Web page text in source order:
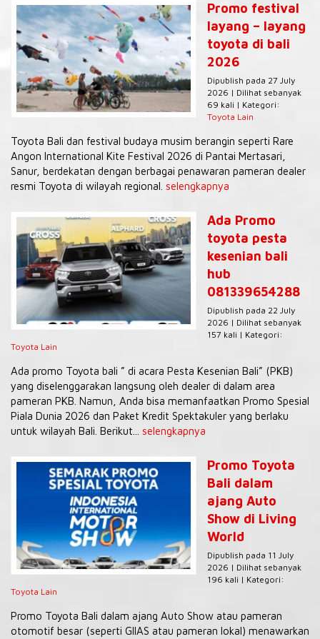
Promo festival
layang – layang
toyota di bali
2026
Dipublish pada 27 July
2026 | Dilihat sebanyak
69 kali | Kategori:
Toyota Lain
Toyota Bali dan festival budaya musim berangin seperti Rare
Angon International Kite Festival 2026 di Pantai Mertasari,
Sanur, berdekatan dengan berbagai penawaran pameran dealer
resmi Toyota di wilayah regional. selengkapnya
Ada Promo
toyota pesta
kesenian bali
hub
081339654288
Dipublish pada 22 July
2026 | Dilihat sebanyak
157 kali | Kategori:
Toyota Lain
Ada promo Toyota bali ” di acara Pesta Kesenian Bali” (PKB)
yang diselenggarakan langsung oleh dealer di dalam area
pameran PKB. Namun, Anda bisa memanfaatkan Promo Spesial
Piala Dunia 2026 dan Paket Kredit Spektakuler yang berlaku
untuk wilayah Bali. Berikut... selengkapnya
Promo Toyota
Bali dalam
ajang Auto
Show di Living
World
Dipublish pada 11 July
2026 | Dilihat sebanyak
196 kali | Kategori:
Toyota Lain
Promo Toyota Bali dalam ajang Auto Show atau pameran
otomotif besar (seperti GIIAS atau pameran lokal) menawarkan